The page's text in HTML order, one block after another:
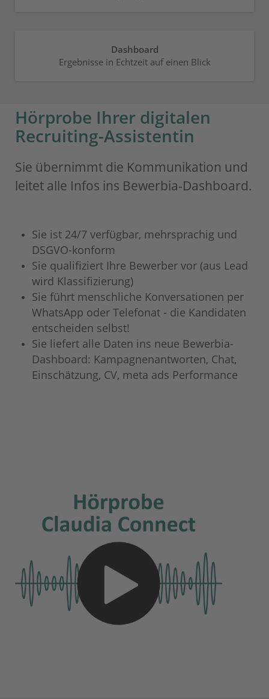
Dashboard
Ergebnisse in Echtzeit auf einen Blick
Hörprobe Ihrer digitalen
Recruiting-Assistentin
Sie übernimmt die Kommunikation und
leitet alle Infos ins Bewerbia-Dashboard.
Sie ist 24/7 verfügbar, mehrsprachig und
DSGVO-konform
Sie qualifiziert Ihre Bewerber vor (aus Lead
wird Klassifizierung)
Sie führt menschliche Konversationen per
WhatsApp oder Telefonat - die Kandidaten
entscheiden selbst!
Sie liefert alle Daten ins neue Bewerbia-
Dashboard: Kampagnenantworten, Chat,
Einschätzung, CV, meta ads Performance